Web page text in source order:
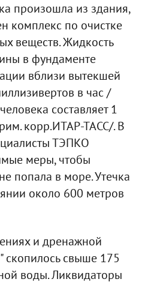
произошла из здания,
комплекс по очистке
веществ. Жидкость
в фундаменте
вблизи вытекшей
в час /
составляет 1
корр.ИТАР-ТАСС/. В
ТЭПКО
меры, чтобы
попала в море. Утечка
около 600 метров
и дренажной
скопилось свыше 175
воды. Ликвидаторы